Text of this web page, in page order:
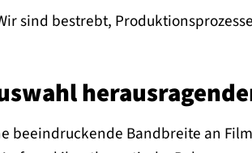
sind bestrebt,
beeindruckende Bandbreite an